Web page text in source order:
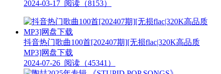
2024-03-17 阅读（8153）
抖音热门歌曲100首[202407期][无损flac|320K高品质
MP3]网盘下载
2024-07-26 阅读（45341）